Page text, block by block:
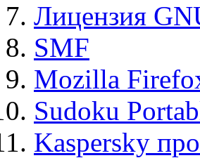
Лицензия
SMF
Mozilla
Sudoku
Kaspersky